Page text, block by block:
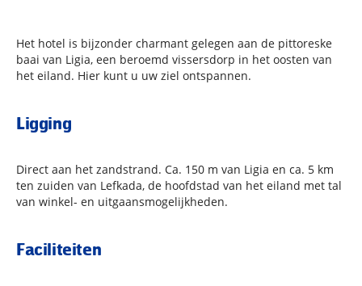
Het hotel is bijzonder charmant gelegen aan de pittoreske
baai van Ligia, een beroemd vissersdorp in het oosten van
het eiland. Hier kunt u uw ziel ontspannen.
Ligging
Direct aan het zandstrand. Ca. 150 m van Ligia en ca. 5 km
ten zuiden van Lefkada, de hoofdstad van het eiland met tal
van winkel- en uitgaansmogelijkheden.
Faciliteiten